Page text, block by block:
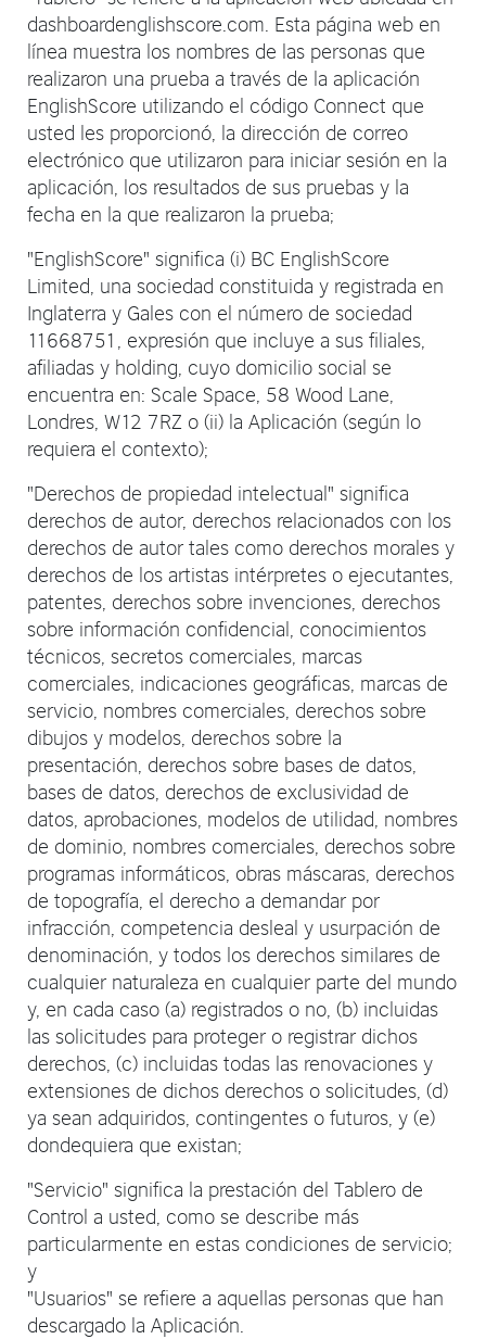
dashboardenglishscore.com. Esta página web en
línea muestra los nombres de las personas que
realizaron una prueba a través de la aplicación
EnglishScore utilizando el código Connect que
usted les proporcionó, la dirección de correo
electrónico que utilizaron para iniciar sesión en la
aplicación, los resultados de sus pruebas y la
fecha en la que realizaron la prueba;
"EnglishScore" significa (i) BC EnglishScore
Limited, una sociedad constituida y registrada en
Inglaterra y Gales con el número de sociedad
11668751, expresión que incluye a sus filiales,
afiliadas y holding, cuyo domicilio social se
encuentra en: Scale Space, 58 Wood Lane,
Londres, W12 7RZ o (ii) la Aplicación (según lo
requiera el contexto);
"Derechos de propiedad intelectual" significa
derechos de autor, derechos relacionados con los
derechos de autor tales como derechos morales y
derechos de los artistas intérpretes o ejecutantes,
patentes, derechos sobre invenciones, derechos
sobre información confidencial, conocimientos
técnicos, secretos comerciales, marcas
comerciales, indicaciones geográficas, marcas de
servicio, nombres comerciales, derechos sobre
dibujos y modelos, derechos sobre la
presentación, derechos sobre bases de datos,
bases de datos, derechos de exclusividad de
datos, aprobaciones, modelos de utilidad, nombres
de dominio, nombres comerciales, derechos sobre
programas informáticos, obras máscaras, derechos
de topografía, el derecho a demandar por
infracción, competencia desleal y usurpación de
denominación, y todos los derechos similares de
cualquier naturaleza en cualquier parte del mundo
y, en cada caso (a) registrados o no, (b) incluidas
las solicitudes para proteger o registrar dichos
derechos, (c) incluidas todas las renovaciones y
extensiones de dichos derechos o solicitudes, (d)
ya sean adquiridos, contingentes o futuros, y (e)
dondequiera que existan;
"Servicio" significa la prestación del Tablero de
Control a usted, como se describe más
particularmente en estas condiciones de servicio;
y
"Usuarios" se refiere a aquellas personas que han
descargado la Aplicación.